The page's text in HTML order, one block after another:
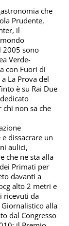
che
Prudente,
il
2005 sono
Verde-
con Fuori di
La Prova del
è su Rai Due
non sa che
dissacrare un
aulici,
che ne sta alla
Primati per
davanti a
alto 2 metri e
ricevuti da
alla
dal Congresso